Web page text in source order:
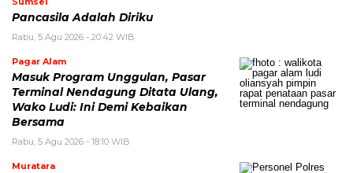
Pancasila Adalah Diriku
Rabu, 5 Agu 2026 - 20:42 WIB
Pagar Alam
Masuk Program Unggulan, Pasar
Terminal Nendagung Ditata Ulang,
Wako Ludi: Ini Demi Kebaikan
Bersama
Rabu, 5 Agu 2026 - 18:10 WIB
Muratara